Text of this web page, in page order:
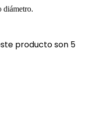
diámetro.
producto son 5